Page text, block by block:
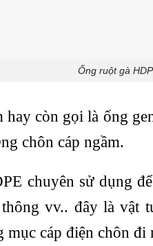
Ống ruột gà
hay còn gọi là ống
chôn cáp ngầm.
chuyên sử dụng
vv.. đây là vật
mục cáp điện chôn